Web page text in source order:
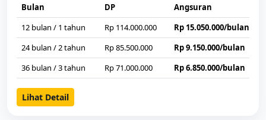
Bulan DP
Angsuran
12 bulan / 1 tahun
Rp 114.000.000
Rp 15.050.000/bulan
24 bulan / 2 tahun
Rp 85.500.000
Rp 9.150.000/bulan
36 bulan / 3 tahun
Rp 71.000.000 Rp 6.850.000/bulan
Lihat Detail